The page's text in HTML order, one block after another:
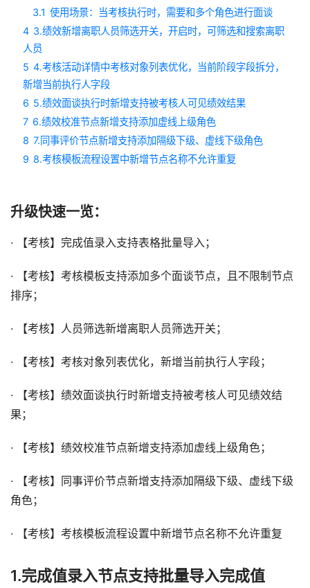
3.1 使用场景：当考核执行时，需要和多个角色进行面谈
4 3.绩效新增离职人员筛选开关，开启时，可筛选和搜索离职
人员
5 4.考核活动详情中考核对象列表优化，当前阶段字段拆分，
新增当前执行人字段
6 5.绩效面谈执行时新增支持被考核人可见绩效结果
7 6.绩效校准节点新增支持添加虚线上级角色
8 7.同事评价节点新增支持添加隔级下级、虚线下级角色
9 8.考核模板流程设置中新增节点名称不允许重复
升级快速一览：
· 【考核】完成值录入支持表格批量导入；
· 【考核】考核模板支持添加多个面谈节点，且不限制节点
排序；
· 【考核】人员筛选新增离职人员筛选开关；
· 【考核】考核对象列表优化，新增当前执行人字段；
· 【考核】绩效面谈执行时新增支持被考核人可见绩效结
果；
· 【考核】绩效校准节点新增支持添加虚线上级角色；
· 【考核】同事评价节点新增支持添加隔级下级、虚线下级
角色；
· 【考核】考核模板流程设置中新增节点名称不允许重复
1.完成值录入节点支持批量导入完成值